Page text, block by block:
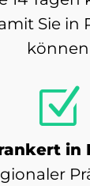
Sie in
können
Z
in